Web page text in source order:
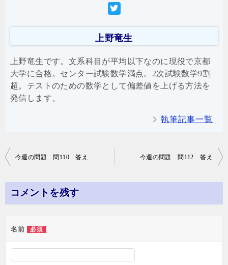
上野竜生
上野竜生です。文系科目が平均以下なのに現役で京都
大学に合格。センター試験数学満点。2次試験数学9割
超。テストのための数学として偏差値を上げる方法を
発信します。
執筆記事一覧
投
ナ
ビ
シ
今週の問題 問110 答え 今週の問題 問112 答え
コメントを残す
名前 必須